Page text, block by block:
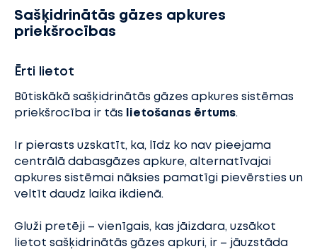
Sašķidrinātās gāzes apkures
priekšrocības
Ērti lietot
Būtiskākā sašķidrinātās gāzes apkures sistēmas
priekšrocība ir tās
lietošanas ērtums.
Ir pierasts uzskatīt, ka, līdz ko nav pieejama
centrālā dabasgāzes apkure, alternatīvajai
apkures sistēmai nāksies pamatīgi pievērsties un
veltīt daudz laika ikdienā.
Gluži pretēji – vienīgais, kas jāizdara, uzsākot
lietot sašķidrinātās gāzes apkuri, ir – jāuzstāda